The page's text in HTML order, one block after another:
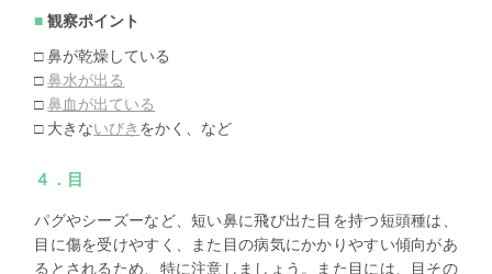
観察ポイント
□ 鼻が乾燥している
□鼻水が出る
□鼻血が出ている
□ 大きないびき をかく、など
４．目
パグやシーズーなど、短い鼻に飛び出た目を持つ短頭種は、
目に傷を受けやすく、また目の病気にかかりやすい傾向があ
るとされるため、特に注意しましょう。また目には、目その